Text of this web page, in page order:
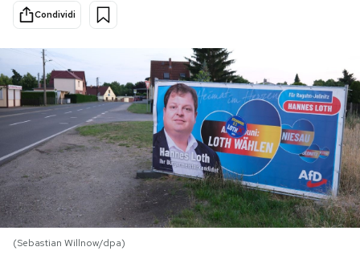
Scienza
Economia
Sport
Altrecose
Mondiali calcio 2026
PODCAST
NEWSLETTER
Condividi
(Sebastian Willnow/dpa)